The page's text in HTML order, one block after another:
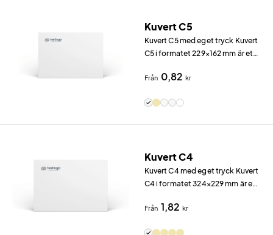
Kuvert C5
Kuvert C5 med eget tryck Kuvert
C5 i formatet 229×162 mm är ett
affärspost, fakturor och A5-
Från 0,82 kr
Kuvert C4
Kuvert C4 med eget tryck Kuvert
C4 i formatet 324×229 mm är ett
A4-dokument, kontrakt och
Från 1,82 kr